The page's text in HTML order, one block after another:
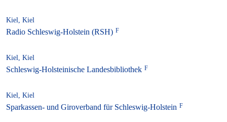
Kiel, Kiel
Radio Schleswig-Holstein (RSH)
Kiel, Kiel
Schleswig-Holsteinische Landesbibliothek
Kiel, Kiel
Sparkassen- und Giroverband für Schleswig-Holstein